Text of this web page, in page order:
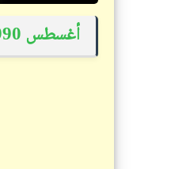
أغسطس 1990 :